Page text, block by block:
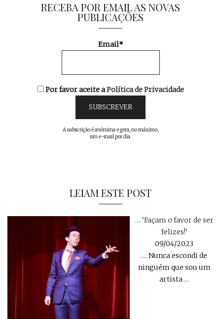
RECEBA POR EMAIL AS NOVAS
PUBLICAÇÕES
Email*
Por favor aceite aPolítica de Privacidade
A subscrição é anónima e gera, no máximo,
um e-mail por dia.
LEIAM ESTE POST
… ‘Façam o favor de ser
felizes!’
09/04/2023
… Nunca escondi de
ninguém que sou um
artista …